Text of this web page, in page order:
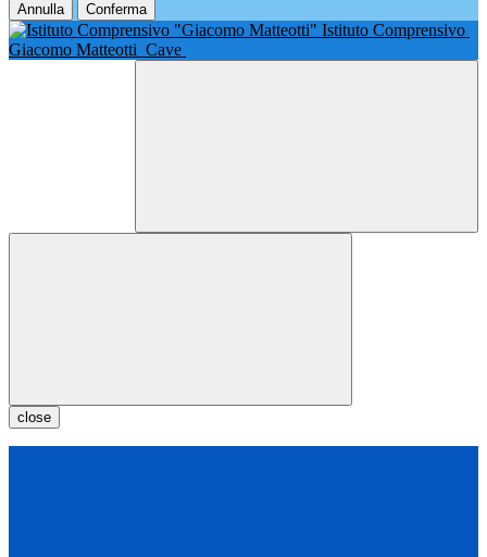
Annulla Conferma
Istituto Comprensivo
Giacomo Matteotti Cave
close